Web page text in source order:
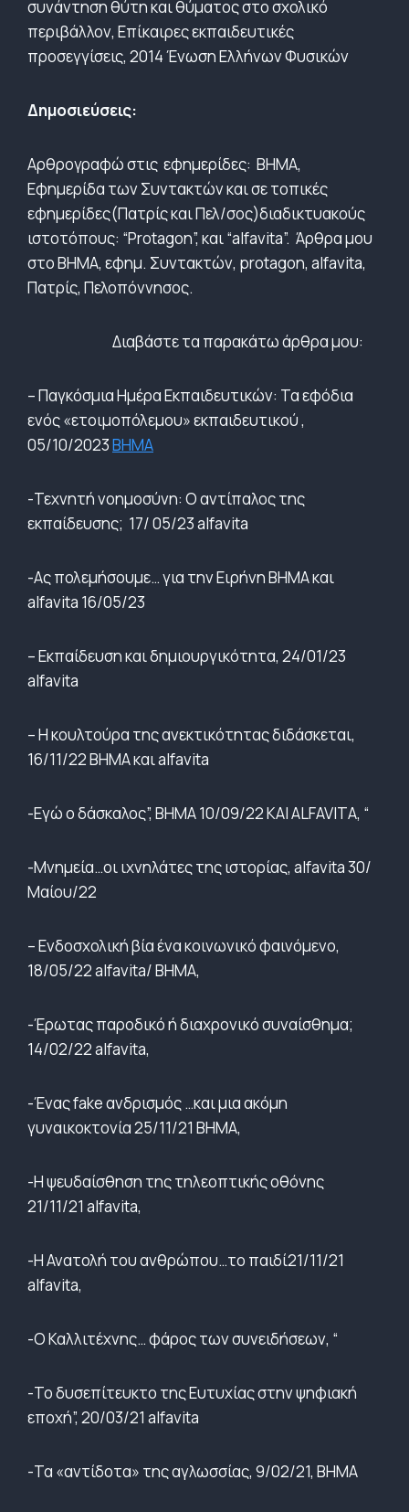
συνάντηση θύτη και θύματος στο σχολικό
περιβάλλον, Επίκαιρες εκπαιδευτικές
προσεγγίσεις, 2014 Ένωση Ελλήνων Φυσικών
Δημοσιεύσεις:
Αρθρογραφώ στις εφημερίδες: ΒΗΜΑ,
Εφημερίδα των Συντακτών και σε τοπικές
εφημερίδες(Πατρίς και Πελ/σος)διαδικτυακούς
ιστοτόπους: “Protagon”, και “alfavita”. Άρθρα μου
στο ΒΗΜΑ, εφημ. Συντακτών, protagon, alfavita,
Πατρίς, Πελοπόννησος.
Διαβάστε τα παρακάτω άρθρα μου:
– Παγκόσμια Ημέρα Εκπαιδευτικών: Τα εφόδια
ενός «ετοιμοπόλεμου» εκπαιδευτικού ,
05/10/2023BHMA
-Τεχνητή νοημοσύνη: Ο αντίπαλος της
εκπαίδευσης; 17/ 05/23 alfavita
-Ας πολεμήσουμε… για την Ειρήνη ΒΗΜΑ και
alfavita 16/05/23
– Εκπαίδευση και δημιουργικότητα, 24/01/23
alfavita
– Η κουλτούρα της ανεκτικότητας διδάσκεται,
16/11/22 ΒΗΜΑ και alfavita
-Εγώ ο δάσκαλος”, ΒΗΜΑ 10/09/22 ΚΑΙ ALFAVITA, “
-Μνημεία…οι ιχνηλάτες της ιστορίας, alfavita 30/
Μαίου/22
– Ενδοσχολική βία ένα κοινωνικό φαινόμενο,
18/05/22 alfavita/ ΒΗΜΑ,
-Έρωτας παροδικό ή διαχρονικό συναίσθημα;
14/02/22 alfavita,
-Ένας fake ανδρισμός …και μια ακόμη
γυναικοκτονία 25/11/21 ΒΗΜΑ,
-Η ψευδαίσθηση της τηλεοπτικής οθόνης
21/11/21 alfavita,
-Η Ανατολή του ανθρώπου…το παιδί21/11/21
alfavita,
-Ο Καλλιτέχνης… φάρος των συνειδήσεων, “
-Το δυσεπίτευκτο της Ευτυχίας στην ψηφιακή
εποχή”, 20/03/21 alfavita
-Τα «αντίδοτα» της αγλωσσίας, 9/02/21, ΒΗΜΑ